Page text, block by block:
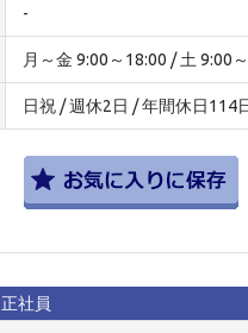
-
月～金 9:00～18:00 / 土 9:00
日祝 / 週休2日 / 年間休日114
正社員